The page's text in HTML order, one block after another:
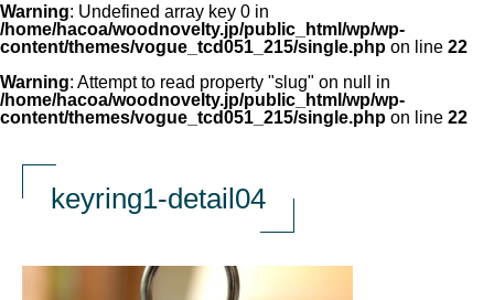
Warning: Undefined array key 0 in
/home/hacoa/woodnovelty.jp/public_html/wp/wp-
content/themes/vogue_tcd051_215/single.php on line 22
Warning: Attempt to read property "slug" on null in
/home/hacoa/woodnovelty.jp/public_html/wp/wp-
content/themes/vogue_tcd051_215/single.php on line 22
keyring1-detail04